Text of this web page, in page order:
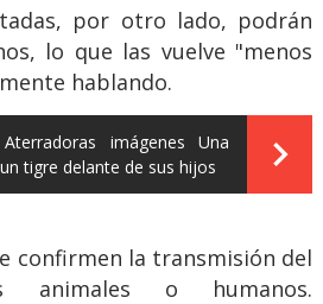
por otro lado, podrán
lo que las vuelve "menos
hablando.
Aterradoras imágenes Una
tigre delante de sus hijos
confirmen la transmisión del
o humanos.